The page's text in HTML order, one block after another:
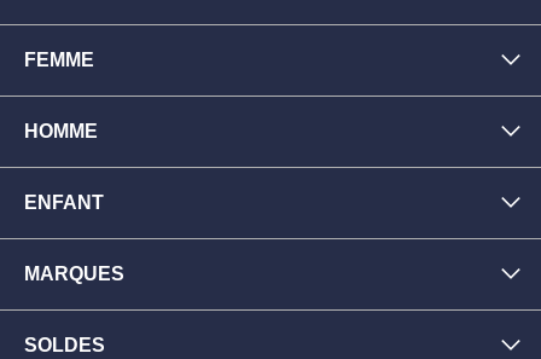
FEMME
HOMME
ENFANT
MARQUES
SOLDES